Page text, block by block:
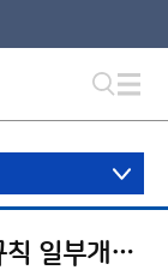
기상청과 그 소속기관 직제 시행규칙 일부개정 알림